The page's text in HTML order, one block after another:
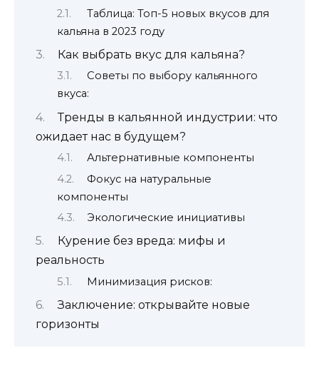
Таблица: Топ-5 новых вкусов для
кальяна в 2023 году
Как выбрать вкус для кальяна?
Советы по выбору кальянного
вкуса:
Тренды в кальянной индустрии: что
ожидает нас в будущем?
Альтернативные компоненты
Фокус на натуральные
компоненты
Экологические инициативы
Курение без вреда: мифы и
реальность
Минимизация рисков:
Заключение: открывайте новые
горизонты